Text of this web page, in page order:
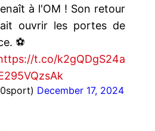
à l'OM ! Son retour
ouvrir les portes de
⚽️
t.co/k2gQDgS24a
December 17, 2024